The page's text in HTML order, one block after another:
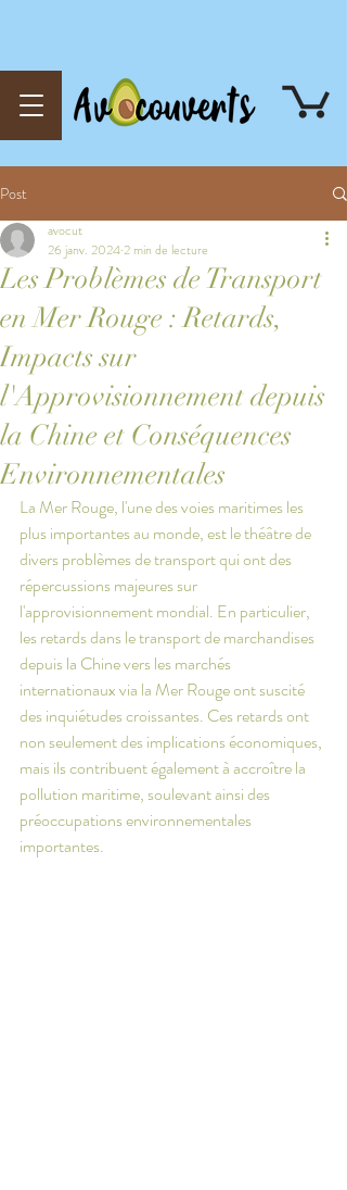
Post
Les Problèmes de Transport
en Mer Rouge : Retards,
Impacts sur
l'Approvisionnement depuis
la Chine et Conséquences
Environnementales
avocut
26 janv. 2024 2 min de lecture
La Mer Rouge, l'une des voies maritimes les
plus importantes au monde, est le théâtre de
divers problèmes de transport qui ont des
répercussions majeures sur
l'approvisionnement mondial. En particulier,
les retards dans le transport de marchandises
depuis la Chine vers les marchés
internationaux via la Mer Rouge ont suscité
des inquiétudes croissantes. Ces retards ont
non seulement des implications économiques,
mais ils contribuent également à accroître la
pollution maritime, soulevant ainsi des
préoccupations environnementales
importantes.